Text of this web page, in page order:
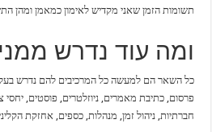
תשומות הזמן שאני מקדיש לאימון כמאמן ומהן
ומה עוד נדרש
כל השאר הם למעשה כל המרכיבים להם נדרש בעל
פרסום, כתיבת מאמרים, ניוזלטרים, פוסטים, יחסי
חברתיות, ניהול זמן, מנהלות, כספים, אחזקת